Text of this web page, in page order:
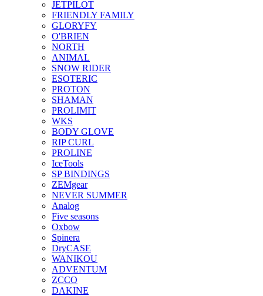
JETPILOT
FRIENDLY FAMILY
GLORYFY
O'BRIEN
NORTH
ANIMAL
SNOW RIDER
ESOTERIC
PROTON
SHAMAN
PROLIMIT
WKS
BODY GLOVE
RIP CURL
PROLINE
IceTools
SP BINDINGS
ZEMgear
NEVER SUMMER
Analog
Five seasons
Oxbow
Spinera
DryCASE
WANIKOU
ADVENTUM
ZCCO
DAKINE